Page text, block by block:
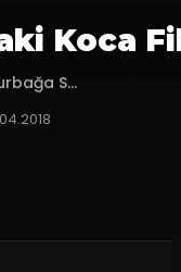
Koca
S...